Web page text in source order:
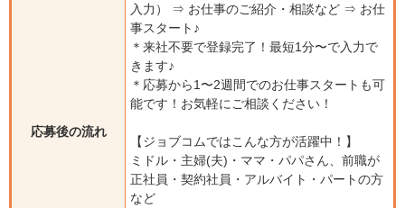
応募後の流れ
入力） ⇒ お仕事のご紹介・相談など ⇒ お仕
事スタート♪
＊来社不要で登録完了！最短1分〜で入力で
きます♪
＊応募から1〜2週間でのお仕事スタートも可
能です！お気軽にご相談ください！
【ジョブコムではこんな方が活躍中！】
ミドル・主婦(夫)・ママ・パパさん、前職が
正社員・契約社員・アルバイト・パートの方
など